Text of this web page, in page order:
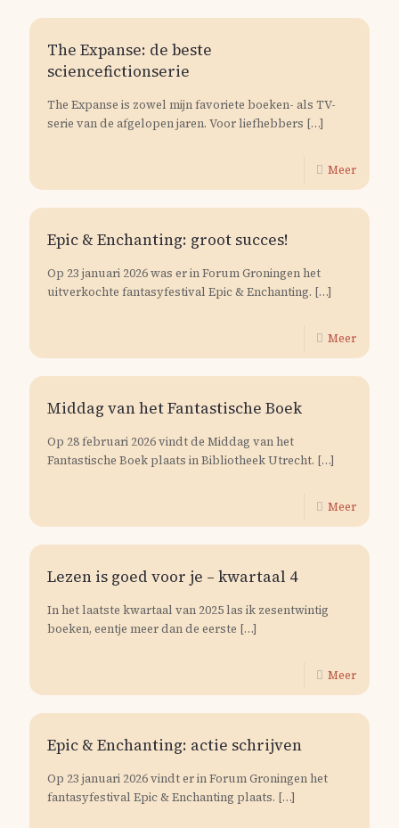
The Expanse: de beste
sciencefictionserie
The Expanse is zowel mijn favoriete boeken- als TV-
serie van de afgelopen jaren. Voor liefhebbers […]
Meer
Epic & Enchanting: groot succes!
Op 23 januari 2026 was er in Forum Groningen het
uitverkochte fantasyfestival Epic & Enchanting. […]
Meer
Middag van het Fantastische Boek
Op 28 februari 2026 vindt de Middag van het
Fantastische Boek plaats in Bibliotheek Utrecht. […]
Meer
Lezen is goed voor je – kwartaal 4
In het laatste kwartaal van 2025 las ik zesentwintig
boeken, eentje meer dan de eerste […]
Meer
Epic & Enchanting: actie schrijven
Op 23 januari 2026 vindt er in Forum Groningen het
fantasyfestival Epic & Enchanting plaats. […]